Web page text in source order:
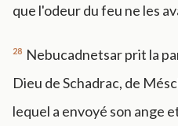
que l'odeur du feu ne les
28 Nebucadnetsar prit la
Dieu de Schadrac, de
lequel a envoyé son ange